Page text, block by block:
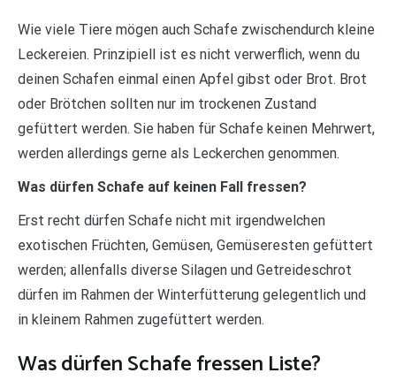
Wie viele Tiere mögen auch Schafe zwischendurch kleine
Leckereien. Prinzipiell ist es nicht verwerflich, wenn du
deinen Schafen einmal einen Apfel gibst oder Brot. Brot
oder Brötchen sollten nur im trockenen Zustand
gefüttert werden. Sie haben für Schafe keinen Mehrwert,
werden allerdings gerne als Leckerchen genommen.
Was dürfen Schafe auf keinen Fall fressen?
Erst recht dürfen Schafe nicht mit irgendwelchen
exotischen Früchten, Gemüsen, Gemüseresten gefüttert
werden; allenfalls diverse Silagen und Getreideschrot
dürfen im Rahmen der Winterfütterung gelegentlich und
in kleinem Rahmen zugefüttert werden.
Was dürfen Schafe fressen Liste?